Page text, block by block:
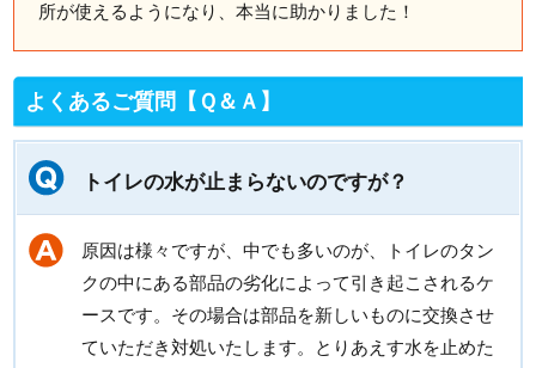
所が使えるようになり、本当に助かりました！
よくあるご質問【Ｑ＆Ａ】
トイレの水が止まらないのですが？
原因は様々ですが、中でも多いのが、トイレのタン
クの中にある部品の劣化によって引き起こされるケ
ースです。その場合は部品を新しいものに交換させ
ていただき対処いたします。とりあえす水を止めた